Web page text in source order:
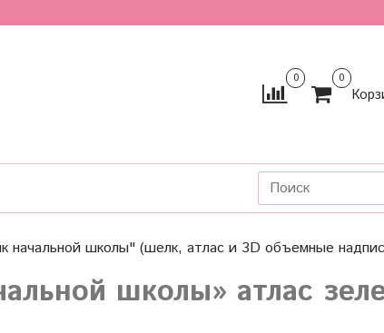
0 0
начальной школы" (шелк, атлас и 3D объемные
школы» атлас